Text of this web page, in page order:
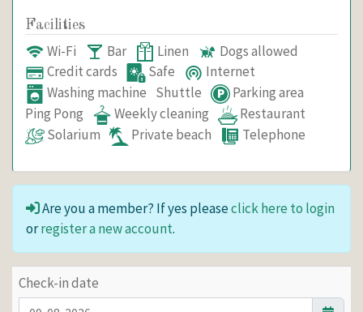
Facilities
Wi-Fi Bar Linen
Dogs allowed
Credit cards
Safe
Internet
Washing machine Shuttle
Parking area
Ping Pong
Weekly cleaning
Restaurant
Solarium
Private beach Telephone
Are you a member? If yes pleaseclick here to login
orregister a new account.
Check-in date